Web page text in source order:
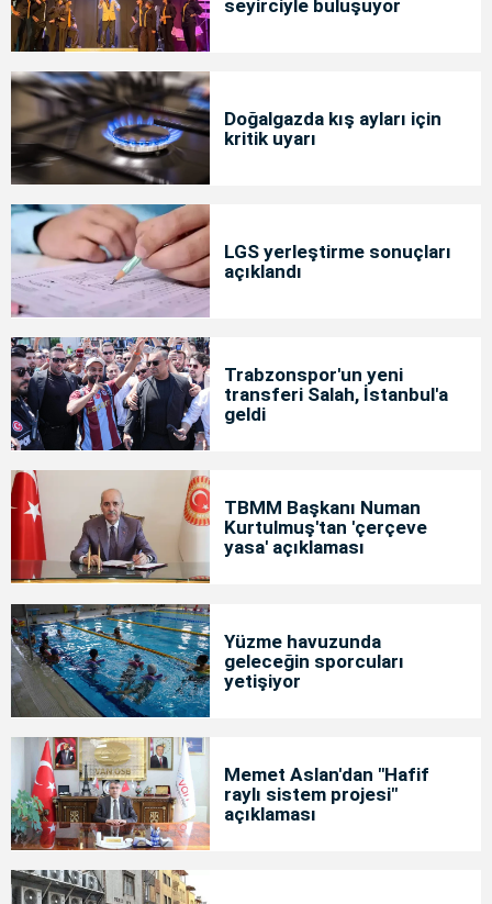
seyirciyle buluşuyor
Doğalgazda kış ayları için
kritik uyarı
LGS yerleştirme sonuçları
açıklandı
Trabzonspor'un yeni
transferi Salah, İstanbul'a
geldi
TBMM Başkanı Numan
Kurtulmuş'tan 'çerçeve
yasa' açıklaması
Yüzme havuzunda
geleceğin sporcuları
yetişiyor
Memet Aslan'dan "Hafif
raylı sistem projesi"
açıklaması